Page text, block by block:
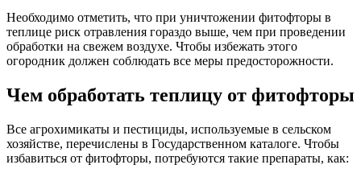
Необходимо отметить, что при уничтожении фитофторы в
теплице риск отравления гораздо выше, чем при проведении
обработки на свежем воздухе. Чтобы избежать этого
огородник должен соблюдать все меры предосторожности.
Чем обработать теплицу от фитофторы
Все агрохимикаты и пестициды, используемые в сельском
хозяйстве, перечислены в Государственном каталоге. Чтобы
избавиться от фитофторы, потребуются такие препараты, как: